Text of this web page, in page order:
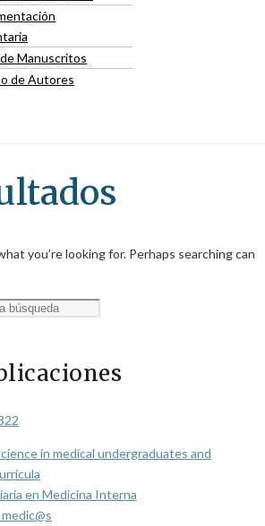
Manuscritos
de Autores
you’re looking for. Perhaps searching can
in medical undergraduates and
en Medicina Interna